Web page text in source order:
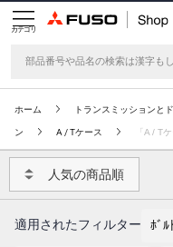
カテゴリ
ホーム トランスミッションと
ン A / Tケース 「A / T
人気の商品順
適用されたフィルター ﾎﾞﾙ